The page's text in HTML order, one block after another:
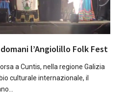
l’Angiolillo Folk Fest
a Cuntis, nella regione Galizia
culturale internazionale, il